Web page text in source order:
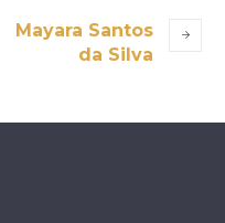
Mayara Santos
da Silva